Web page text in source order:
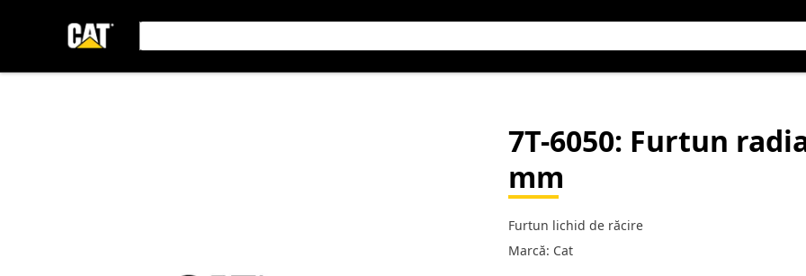
7T-6050: Furtun
mm
Furtun lichid de răcire
Marcă: Cat